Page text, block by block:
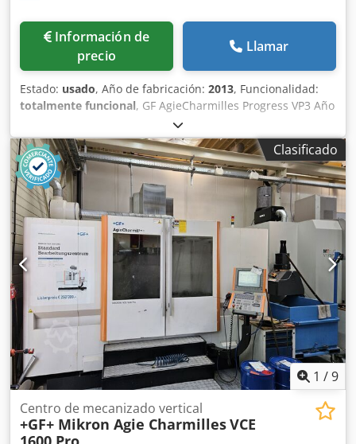
Información de
precio
Llamar
Estado: usado, Año de fabricación: 2013, Funcionalidad:
totalmente funcional, GF AgieCharmilles Progress VP3 Año
de fabricación: 2013 Recorridos: X = 500 mm, Y = 350 mm,
Z = 426 mm Recorridos en los ejes U/V: +/- 70 mm
Conicidad máxima: 30° a una altura de 100 mm
Dsdpfszcdtxjx Amxowa Diámetros de hilo disponibles: 0,15
– 0,33 mm Máquina de corte por hilo con baño de agua y
enhebrado automático del hilo.
Clasificado
1 /9
Centro de mecanizado vertical
+GF+ Mikron Agie CharmillesVCE